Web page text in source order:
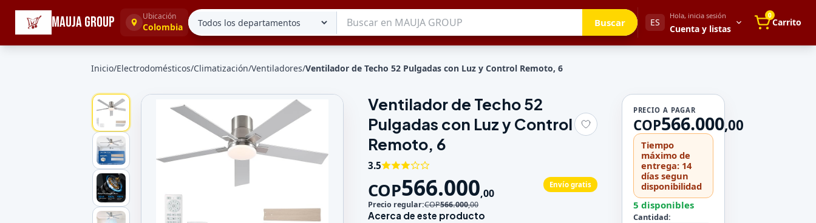
MAUJA GROUP Ubicación
Colombia Buscar ES
Hola, inicia sesión
Cuenta y listas
Tu lista
Favoritos
Guardados para después
Mis direcciones
Mis pedidos
Métodos de pago
Mi perfil
Configuración
0
Carrito
☰ Categorías
Inicio/Electrodomésticos/Climatización/Ventiladores/Ventilador de Techo 52 Pulgadas con Luz y Control Remoto, 6
Ventilador de Techo 52
Pulgadas con Luz y Control
Remoto, 6
3.5
COP566.000,00
Envío gratis
Precio regular:COP566.000,00
Acerca de este producto
PRECIO A PAGAR
COP566.000,00
Tiempo
máximo de
entrega: 14
días segun
disponibilidad
5 disponibles
Cantidad: